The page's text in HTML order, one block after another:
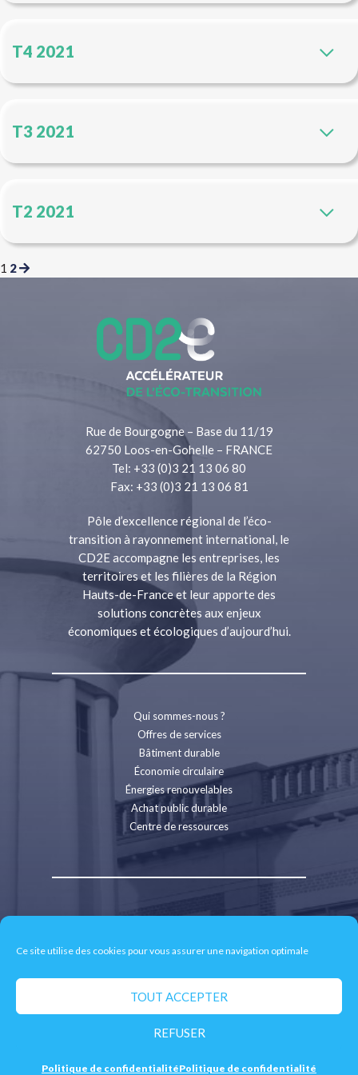
Ce site utilise des cookies pour vous assurer une navigation optimale
TOUT ACCEPTER
REFUSER
Politique de confidentialitéPolitique de confidentialité
T4 2021
T3 2021
T2 2021
1 2
Rue de Bourgogne – Base du 11/19
62750 Loos-en-Gohelle – FRANCE
Tel: +33 (0)3 21 13 06 80
Fax: +33 (0)3 21 13 06 81
Pôle d’excellence régional de l’éco-
transition à rayonnement international, le
CD2E accompagne les entreprises, les
territoires et les filières de la Région
Hauts-de-France et leur apporte des
solutions concrètes aux enjeux
économiques et écologiques d’aujourd’hui.
Qui sommes-nous ?
Offres de services
Bâtiment durable
Économie circulaire
Énergies renouvelables
Achat public durable
Centre de ressources
Contact
Espace presse
Politique de confidentialité
Retrait des données personnelles
© 2026 CD2E - Site réalisé par